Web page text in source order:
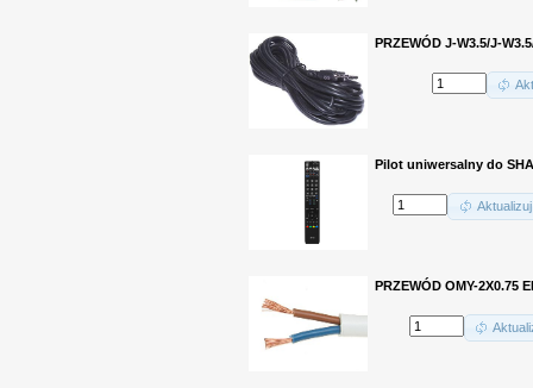
PRZEWÓD J-W3.5/J-
Pilot uniwersalny do
Aktualizuj
PRZEWÓD OMY-2X0.75